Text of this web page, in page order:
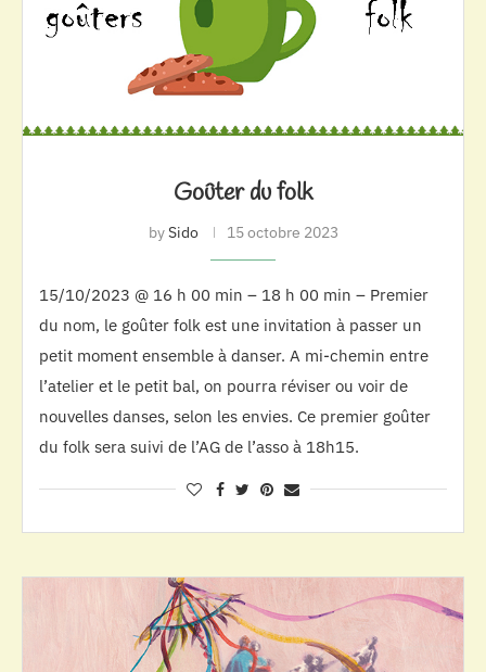
Goûter du folk
bySido 15 octobre 2023
15/10/2023 @ 16 h 00 min – 18 h 00 min – Premier
du nom, le goûter folk est une invitation à passer un
petit moment ensemble à danser. A mi-chemin entre
l’atelier et le petit bal, on pourra réviser ou voir de
nouvelles danses, selon les envies. Ce premier goûter
du folk sera suivi de l’AG de l’asso à 18h15.